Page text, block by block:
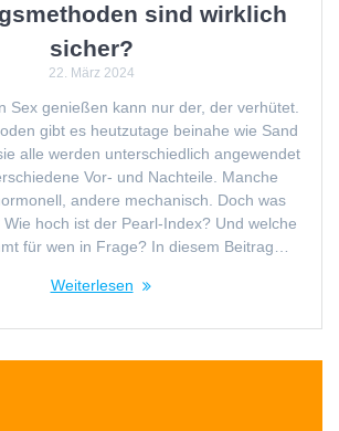
sind wirklich
sicher?
22. März 2024
Sex genießen kann nur der, der verhütet.
gibt es heutzutage beinahe wie Sand
alle werden unterschiedlich angewendet
Vor- und Nachteile. Manche
andere mechanisch. Doch was
hoch ist der Pearl-Index? Und welche
für wen in Frage? In diesem Beitrag…
Weiterlesen